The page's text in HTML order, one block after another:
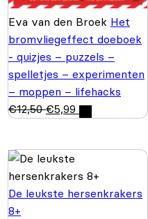
Eva van den Broek Het
bromvliegeffect doeboek
- quizjes – puzzels –
spelletjes – experimenten
– moppen – lifehacks
€12,50 €5,99
De leukste hersenkrakers
8+